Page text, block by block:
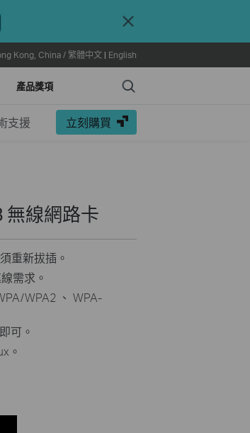
Close
Kong, China / 繁體中文 | English
產品獎項 Search
支援 立刻購買
無線網路卡
重新拔插。
需求。
WPA2 、 WPA-
可。
。